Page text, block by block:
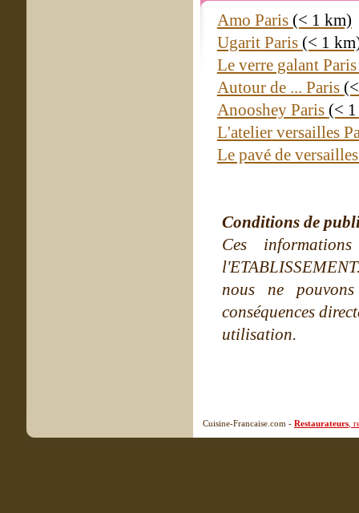
Amo Paris (< 1 km)
Ugarit Paris (< 1
Le verre galant
Autour de ... Paris
Anooshey Paris (<
L'atelier versailles
Le pavé de
Conditions de
Ces
nous ne
conséquences
utilisation.
Cuisine-Francaise.com - Restaurateurs ,